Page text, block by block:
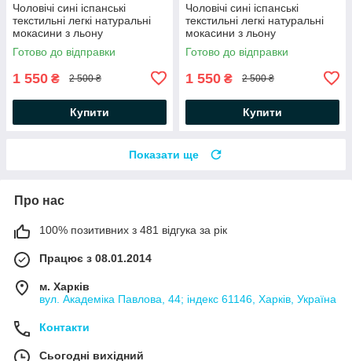
Чоловічі сині іспанські
текстильні легкі натуральні
мокасини з льону
Готово до відправки
1 550 ₴ 2 500 ₴
Купити
Чоловічі сині іспанські
текстильні легкі натуральні
мокасини з льону
Готово до відправки
1 550 ₴ 2 500 ₴
Купити
Показати ще
Про нас
100% позитивних з 481 відгука за рік
Працює з 08.01.2014
м. Харків
вул. Академіка Павлова, 44; індекс 61146, Харків, Україна
Контакти
Сьогодні вихідний